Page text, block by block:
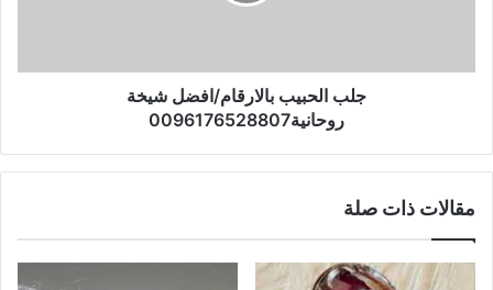
وهذا طبعا غير صحيح
فهي موجودة وقد رئيتها بنفسي وليس بااقوال الاخرين
وبهذه الاخيرة يمكن عمل كافة كل الخوارق بلا استثناء
هناك انواع باالاندر والنوع الاخيرالاندر لم اذكرها واكتفي بالاشارة
جلب الحبيب بالارقام/افضل شيخة
روحانية0096176528807
مقالات ذات صلة